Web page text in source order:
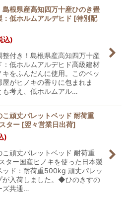
島根県産高知四万十産ひのき畳
低ホルムアルデヒド [特別配
込)
整付き！島根県産高知四万十産
：低ホルムアルデヒド高級建材
キをふんだんに使用。このベッ
屋がヒノキの香りに包まれま
も考え、低ホルムアル…
こ頑丈パレットベッド 耐荷重
ター [翌々営業日出荷]
)
こ頑丈パレットベッド 耐荷重
ター国産ヒノキを使った日本製
ッド：耐荷重500kg 頑丈パレッ
が入荷しました。◆ひのきすの
ズ共通…